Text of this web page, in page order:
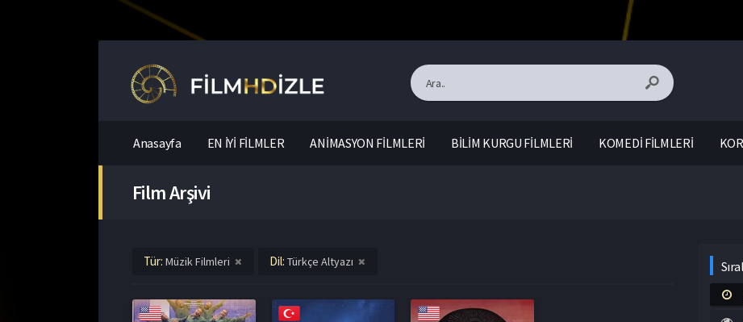
Anasayfa EN İYİ FİLMLER ANİMASYON FİLMLERİ BİLİM KURGU FİLMLERİ KOMEDİ FİLMLERİ
Film Arşivi
Tür: Müzik Filmleri Dil: Türkçe Altyazı